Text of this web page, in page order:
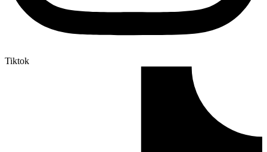
Tiktok